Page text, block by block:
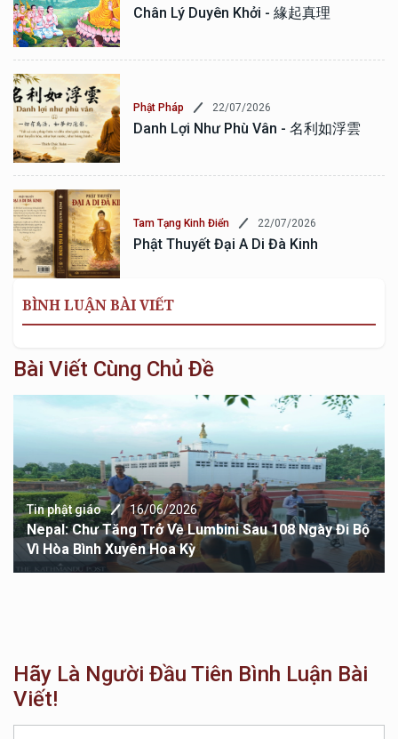
Chân Lý Duyên Khởi - 緣起真理
Phật Pháp 22/07/2026
Danh Lợi Như Phù Vân - 名利如浮雲
Tam Tạng Kinh Điển 22/07/2026
Phật Thuyết Đại A Di Đà Kinh
BÌNH LUẬN BÀI VIẾT
Bài Viết Cùng Chủ Đề
Tin phật giáo 16/06/2026
Nepal: Chư Tăng Trở Về Lumbini Sau 108 Ngày Đi Bộ
Vì Hòa Bình Xuyên Hoa Kỳ
Hãy Là Người Đầu Tiên Bình Luận Bài
Viết!